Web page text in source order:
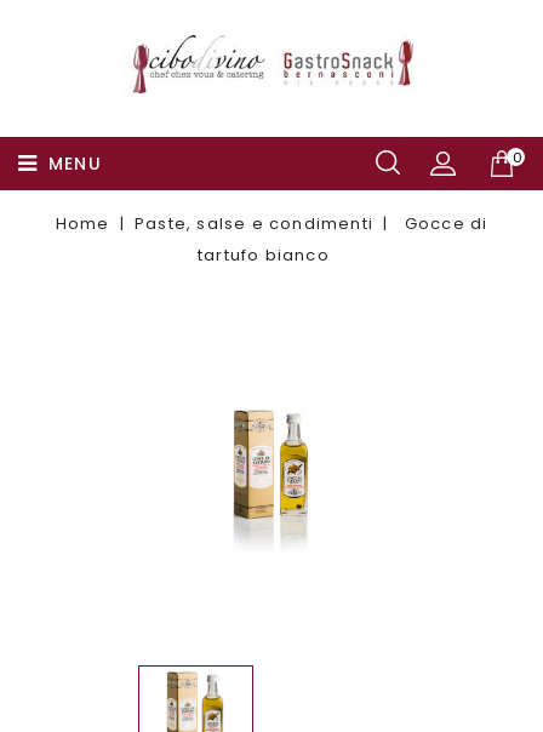
0
MENU
Home Paste, salse e condimenti
Gocce di
tartufo bianco